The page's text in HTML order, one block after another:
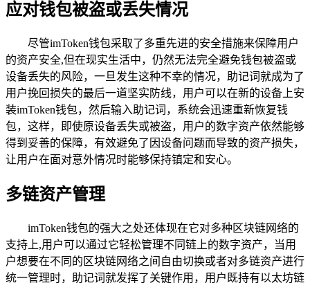
应对钱包被盗或丢失情况
尽管imToken钱包采取了多重先进的安全措施来保障用户
的资产安全,但在现实生活中，仍然无法完全避免钱包被盗或
设备丢失的风险，一旦发生这种不幸的情况，助记词就成为了
用户挽回损失的最后一道坚实防线，用户可以在新的设备上安
装imToken钱包，然后输入助记词，系统会迅速重新恢复钱
包，这样，即使原设备丢失或被盗，用户的数字资产依然能够
得到妥善的保障，有效避免了因设备问题而导致的资产损失，
让用户在面对意外情况时能够保持镇定和安心。
多链资产管理
imToken钱包的强大之处还体现在它对多种区块链网络的
支持上,用户可以通过它轻松管理不同链上的数字资产，当用
户想要在不同的区块链网络之间自由切换或者对多链资产进行
统一管理时，助记词就发挥了关键作用，用户既持有以太坊链